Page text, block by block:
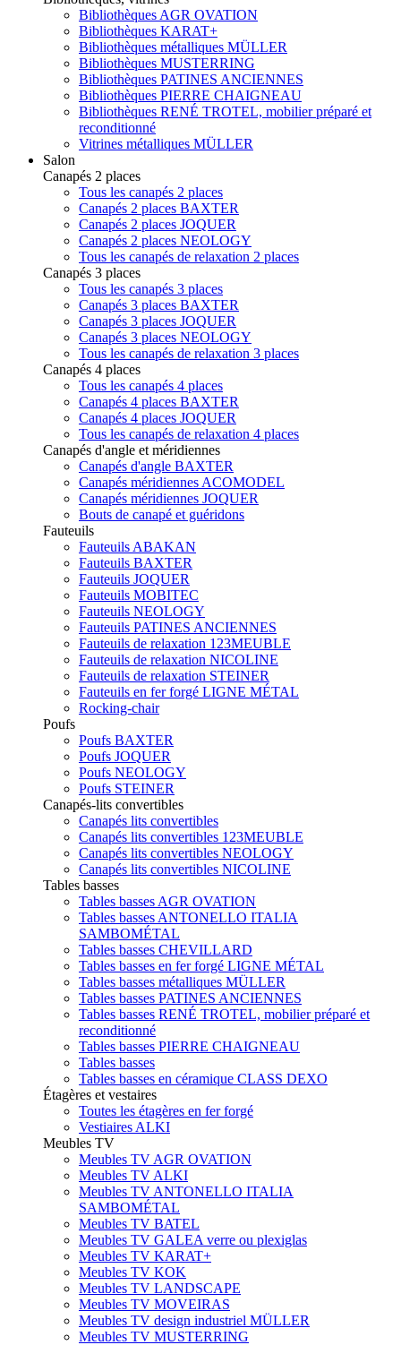
Bibliothèques AGR OVATION
Bibliothèques KARAT+
Bibliothèques métalliques MÜLLER
Bibliothèques MUSTERRING
Bibliothèques PATINES ANCIENNES
Bibliothèques PIERRE CHAIGNEAU
Bibliothèques RENÉ TROTEL, mobilier préparé et
reconditionné
Vitrines métalliques MÜLLER
Salon
Canapés 2 places
Tous les canapés 2 places
Canapés 2 places BAXTER
Canapés 2 places JOQUER
Canapés 2 places NEOLOGY
Tous les canapés de relaxation 2 places
Canapés 3 places
Tous les canapés 3 places
Canapés 3 places BAXTER
Canapés 3 places JOQUER
Canapés 3 places NEOLOGY
Tous les canapés de relaxation 3 places
Canapés 4 places
Tous les canapés 4 places
Canapés 4 places BAXTER
Canapés 4 places JOQUER
Tous les canapés de relaxation 4 places
Canapés d'angle et méridiennes
Canapés d'angle BAXTER
Canapés méridiennes ACOMODEL
Canapés méridiennes JOQUER
Bouts de canapé et guéridons
Fauteuils
Fauteuils ABAKAN
Fauteuils BAXTER
Fauteuils JOQUER
Fauteuils MOBITEC
Fauteuils NEOLOGY
Fauteuils PATINES ANCIENNES
Fauteuils de relaxation 123MEUBLE
Fauteuils de relaxation NICOLINE
Fauteuils de relaxation STEINER
Fauteuils en fer forgé LIGNE MÉTAL
Rocking-chair
Poufs
Poufs BAXTER
Poufs JOQUER
Poufs NEOLOGY
Poufs STEINER
Canapés-lits convertibles
Canapés lits convertibles
Canapés lits convertibles 123MEUBLE
Canapés lits convertibles NEOLOGY
Canapés lits convertibles NICOLINE
Tables basses
Tables basses AGR OVATION
Tables basses ANTONELLO ITALIA
SAMBOMÉTAL
Tables basses CHEVILLARD
Tables basses en fer forgé LIGNE MÉTAL
Tables basses métalliques MÜLLER
Tables basses PATINES ANCIENNES
Tables basses RENÉ TROTEL, mobilier préparé et
reconditionné
Tables basses PIERRE CHAIGNEAU
Tables basses
Tables basses en céramique CLASS DEXO
Étagères et vestaires
Toutes les étagères en fer forgé
Vestiaires ALKI
Meubles TV
Meubles TV AGR OVATION
Meubles TV ALKI
Meubles TV ANTONELLO ITALIA
SAMBOMÉTAL
Meubles TV BATEL
Meubles TV GALEA verre ou plexiglas
Meubles TV KARAT+
Meubles TV KOK
Meubles TV LANDSCAPE
Meubles TV MOVEIRAS
Meubles TV design industriel MÜLLER
Meubles TV MUSTERRING